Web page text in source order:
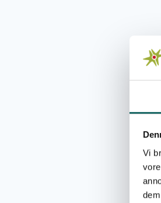
Vi